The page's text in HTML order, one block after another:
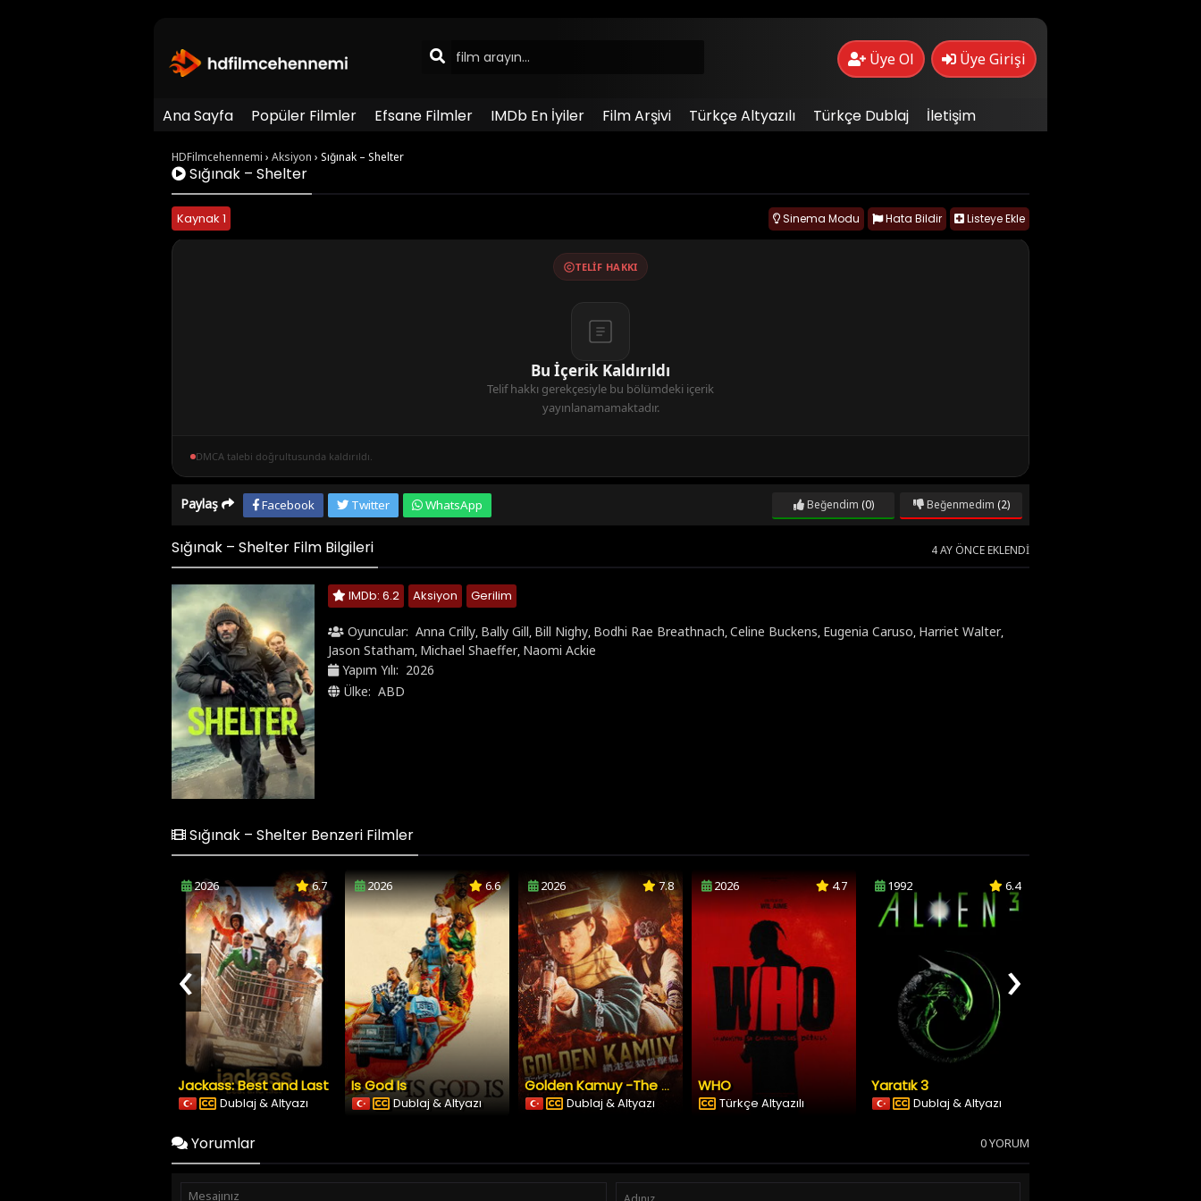
Üye Ol Üye Girişi
Ana Sayfa Popüler Filmler Efsane Filmler IMDb En İyiler Film Arşivi Türkçe Altyazılı Türkçe Dublaj İletişim
HDFilmcehennemi › Aksiyon › Sığınak – Shelter
Sığınak – Shelter
Kaynak 1 Listeye Ekle
Hata Bildir
Sinema Modu
TELIF HAKKI
Bu İçerik Kaldırıldı
Telif hakkı gerekçesiyle bu bölümdeki içerik
yayınlanamamaktadır.
DMCA talebi doğrultusunda kaldırıldı.
Paylaş Facebook Twitter WhatsApp Beğendim (0) Beğenmedim (2)
Sığınak – Shelter Film Bilgileri 4 AY ÖNCE EKLENDI
IMDb: 6.2 Aksiyon Gerilim
Oyuncular: Anna Crilly, Bally Gill, Bill Nighy, Bodhi Rae Breathnach,Celine Buckens, Eugenia Caruso, Harriet Walter,
Jason Statham, Michael Shaeffer, Naomi Ackie
Yapım Yılı: 2026
Ülke: ABD
Sığınak – Shelter Benzeri Filmler
2026 6.7
Jackass: Best and Last
Dublaj & Altyazı
2026 6.6
Is God Is
Dublaj & Altyazı
2026 7.8
Golden Kamuy -The Abashiri Prison Raid
Dublaj & Altyazı
2026 4.7
WHO
Türkçe Altyazılı
1992 6.4
Yaratık 3
Dublaj & Altyazı
‹ ›
Yorumlar 0 YORUM